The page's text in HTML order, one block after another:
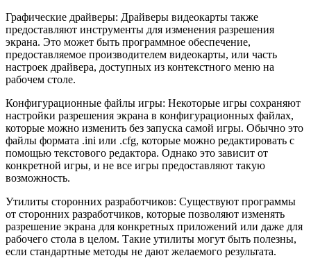
Графические драйверы: Драйверы видеокарты также
предоставляют инструменты для изменения разрешения
экрана. Это может быть программное обеспечение,
предоставляемое производителем видеокарты, или часть
настроек драйвера, доступных из контекстного меню на
рабочем столе.
Конфигурационные файлы игры: Некоторые игры сохраняют
настройки разрешения экрана в конфигурационных файлах,
которые можно изменить без запуска самой игры. Обычно это
файлы формата .ini или .cfg, которые можно редактировать с
помощью текстового редактора. Однако это зависит от
конкретной игры, и не все игры предоставляют такую
возможность.
Утилиты сторонних разработчиков: Существуют программы
от сторонних разработчиков, которые позволяют изменять
разрешение экрана для конкретных приложений или даже для
рабочего стола в целом. Такие утилиты могут быть полезны,
если стандартные методы не дают желаемого результата.